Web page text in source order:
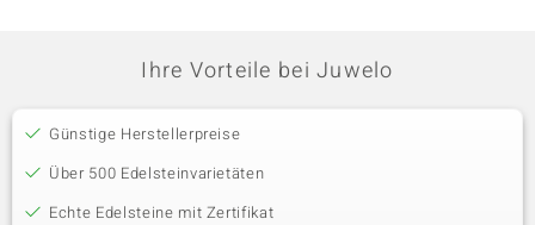
Ihre Vorteile bei Juwelo
Günstige Herstellerpreise
Über 500 Edelsteinvarietäten
Echte Edelsteine mit Zertifikat